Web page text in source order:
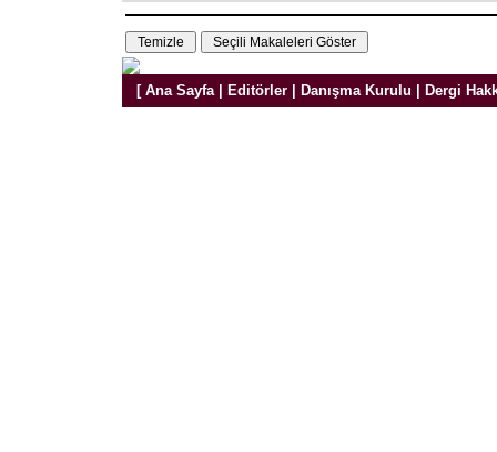
[ Ana Sayfa| Editörler| Danışma Kurulu Dergi